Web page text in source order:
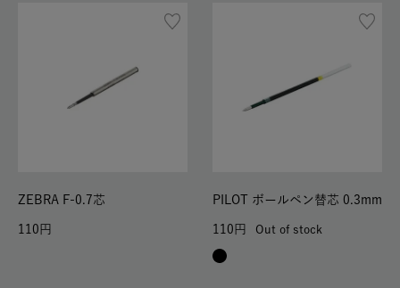
ZEBRA F-0.7芯
110
PILOT ボールペン替芯 0.3mm
110 Out of stock